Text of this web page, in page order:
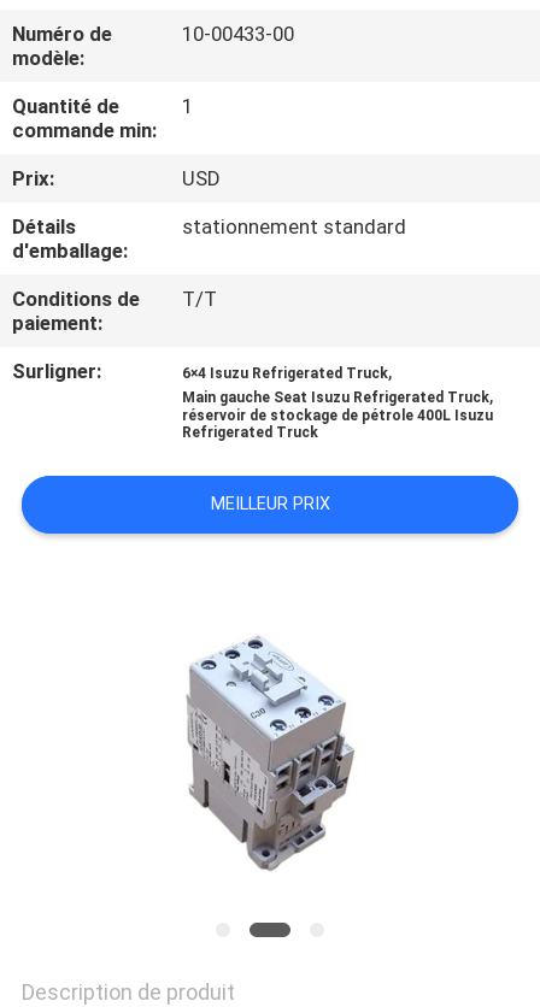
VISITE
DE
L'USINE
CONTRÔLE
DE
LA
QUALITÉ
NOUS
CONTACTER
NOUVELLES
CONFIDENTIALITÉ
Numéro de
modèle:
10-00433-00
Quantité de
commande min:
1
Prix:
USD
Détails
d'emballage:
stationnement standard
Conditions de
paiement:
T/T
Surligner: 6×4 Isuzu Refrigerated Truck,
Main gauche Seat Isuzu Refrigerated Truck,
réservoir de stockage de pétrole 400L Isuzu
Refrigerated Truck
MEILLEUR PRIX
Description de produit